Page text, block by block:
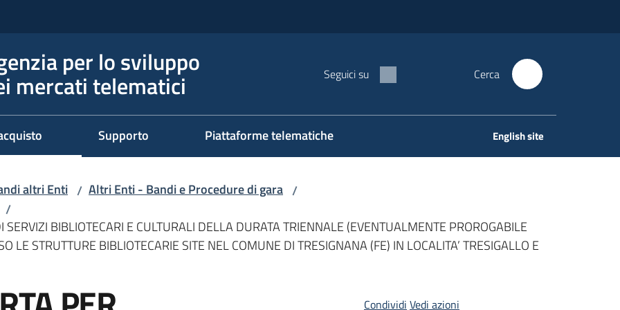
per lo sviluppo
mercati telematici Seguici su Cerca
Supporto Piattaforme telematiche English site
altri Enti / Altri Enti - Bandi e Procedure di gara /
/
BIBLIOTECARI E CULTURALI DELLA DURATA TRIENNALE (EVENTUALMENTE PROROGABILE
LE STRUTTURE BIBLIOTECARIE SITE NEL COMUNE DI TRESIGNANA (FE) IN LOCALITA’ TRESIGALLO E
Condividi Vedi azioni